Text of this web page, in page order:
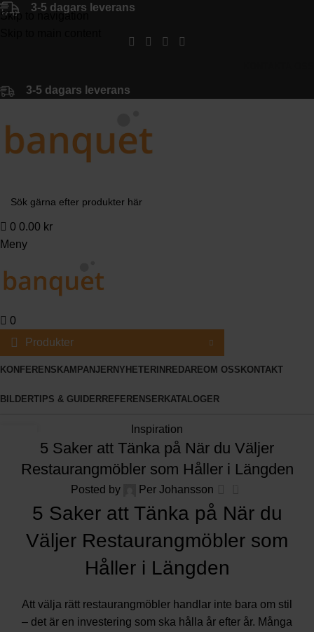
Skip to navigation
3-5 dagars leverans
3-5 dagars leverans
0 0.00 kr
Meny
0
Produkter
KONFERENS KAMPANJERNYHETER INREDAREOM OSS KONTAKT
BILDERTIPS & GUIDER REFERENSER KATALOGER
Inspiration
5 Saker att Tänka på När du Väljer
Restaurangmöbler som Håller i Längden
Posted by Per Johansson
5 Saker att Tänka på När du
Väljer Restaurangmöbler som
Håller i Längden
Att välja rätt restaurangmöbler handlar inte bara om stil
– det är en investering som ska hålla år efter år. Många